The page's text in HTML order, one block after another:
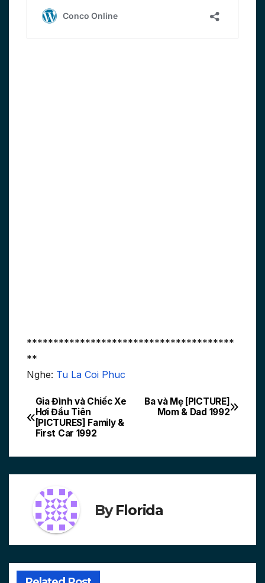
***************************************
**
Nghe: Tu La Coi Phuc
Post
navigation
Ba và Mẹ [PICTURE]
Mom & Dad 1992
Gia Đình và Chiếc Xe
Hơi Đầu Tiên
[PICTURES] Family &
First Car 1992
ByFlorida